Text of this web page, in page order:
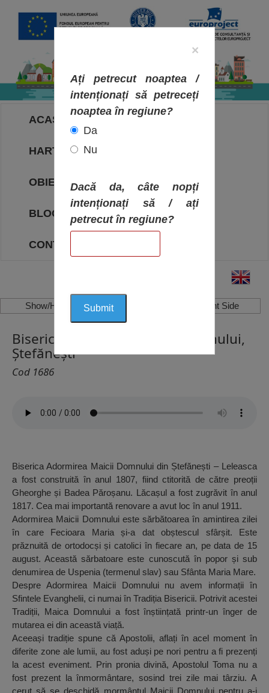
ACASA
HARTA OBIECTIVELOR
OBIECTIVE
BLOG
CONTACT
Show/Hide Left Side Show/Hide Right Side
Biserica Adormirea Maicii Domnului,
Ștefănești
Cod 1686
Biserica Adormirea Maicii Domnului din Ștefănești – Leleasca
a fost construită în anul 1807, fiind ctitorită de către preoții
Gheorghe și Badea Păroșanu. Lăcașul a fost zugrăvit în anul
1817. Cea mai importantă renovare a avut loc în anul 1911.
Adormirea Maicii Domnului este sărbătoarea în amintirea zilei
în care Fecioara Maria și-a dat obștescul sfârșit. Este
prăznuită de ortodocși și catolici în fiecare an, pe data de 15
august. Această sărbatoare este cunoscută în popor și sub
denumirea de Uspenia (termenul slav) sau Sfânta Maria Mare.
Despre Adormirea Maicii Domnului nu avem informații în
Sfintele Evanghelii, ci numai în Tradiția Bisericii. Potrivit acestei
Tradiții, Maica Domnului a fost înștiințată printr-un înger de
mutarea ei din această viață.
Aceeași tradiție spune că Apostolii, aflați în acel moment în
diferite zone ale lumii, au fost aduși pe nori pentru a fi prezenți
la acest eveniment. Prin pronia divină, Apostolul Toma nu a
fost prezent la înmormântare, sosind trei zile mai târziu. A
×
Ați petrecut noaptea /
intenționați să petreceți
noaptea în regiune?
Da
Nu
Dacă da, câte nopți
intenționați să / ați
petrecut în regiune?